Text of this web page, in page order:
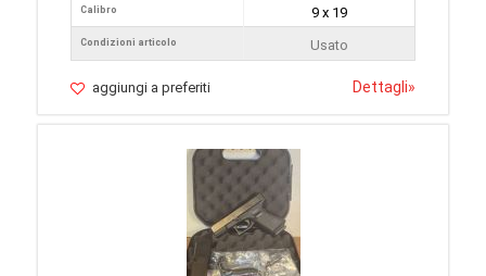
Calibro
Condizioni articolo
9 x 19
Usato
aggiungi a preferiti Dettagli»